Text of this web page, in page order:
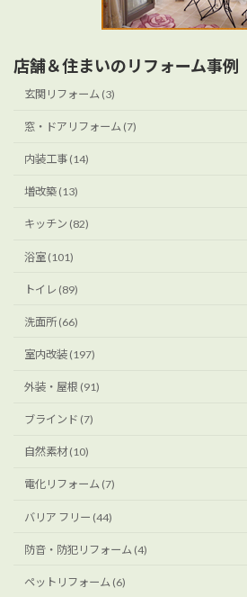
店舗＆住まいのリフォーム事例
玄関リフォーム (3)
窓・ドアリフォーム (7)
内装工事 (14)
増改築 (13)
キッチン (82)
浴室 (101)
トイレ (89)
洗面所 (66)
室内改装 (197)
外装・屋根 (91)
ブラインド (7)
自然素材 (10)
電化リフォーム (7)
バリア フリー (44)
防音・防犯リフォーム (4)
ペットリフォーム (6)